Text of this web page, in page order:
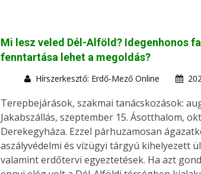
Mi lesz veled Dél-Alföld? Idegenhonos
fenntartása lehet a megoldás?
Hírszerkesztő: Erdő-Mező Online
Terepbejárások, szakmai tanácskozások:
Jakabszállás, szeptember 15. Ásotthalom,
Derekegyháza. Ezzel párhuzamosan
aszályvédelmi és vízügyi tárgyú kihelyezett
valamint erdőtervi egyeztetések. Ha azt